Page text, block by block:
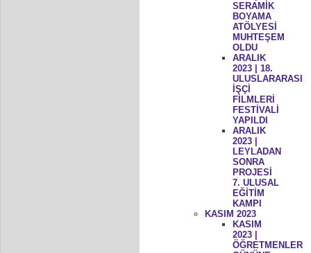
SERAMİK
BOYAMA
ATÖLYESİ
MUHTEŞEM
OLDU
ARALIK
2023 | 18.
ULUSLARARASI
İŞÇİ
FİLMLERİ
FESTİVALİ
YAPILDI
ARALIK
2023 |
LEYLADAN
SONRA
PROJESİ
7. ULUSAL
EĞİTİM
KAMPI
KASIM 2023
KASIM
2023 |
ÖĞRETMENLER